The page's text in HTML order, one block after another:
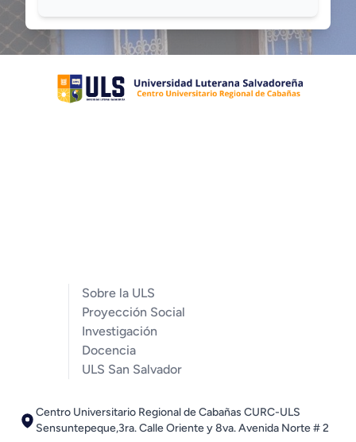
Sobre la ULS
Proyección Social
Investigación
Docencia
ULS San Salvador
Centro Universitario Regional de Cabañas CURC-ULS
Sensuntepeque,3ra. Calle Oriente y 8va. Avenida Norte # 2